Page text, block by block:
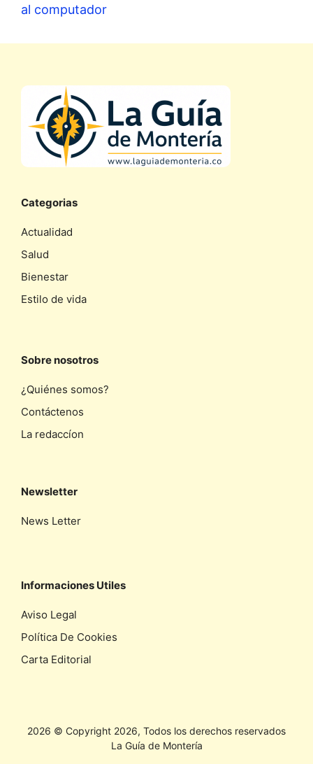
al computador
Categorias
Actualidad
Salud
Bienestar
Estilo de vida
Sobre nosotros
¿Quiénes somos?
Contáctenos
La redaccíon
Newsletter
News Letter
Informaciones Utiles
Aviso Legal
Política De Cookies
Carta Editorial
2026 © Copyright 2026, Todos los derechos reservados
La Guía de Montería